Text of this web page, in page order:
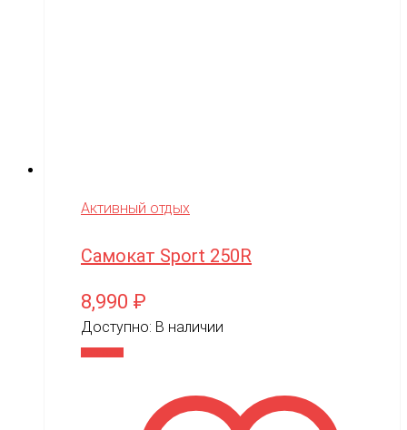
Активный отдых
Самокат Sport 250R
8,990 ₽
Доступно: В наличии